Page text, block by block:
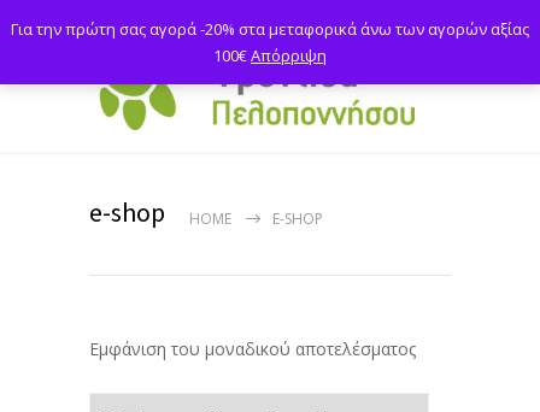
e-shop HOME E-SHOP
Εμφάνιση του μοναδικού αποτελέσματος
Για την πρώτη σας αγορά -20% στα μεταφορικά άνω των αγορών αξίας
100€Απόρριψη